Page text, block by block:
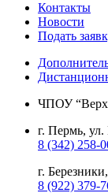
Контакты
Новости
Подать
ЧПОУ
г. Пермь,
8 (342) 258-
г.
8 (922) 379-